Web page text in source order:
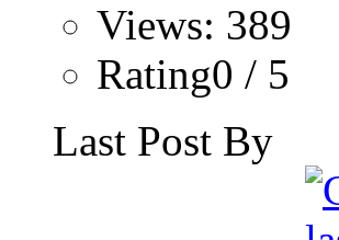
Views: 389
Rating0 / 5
Last Post By